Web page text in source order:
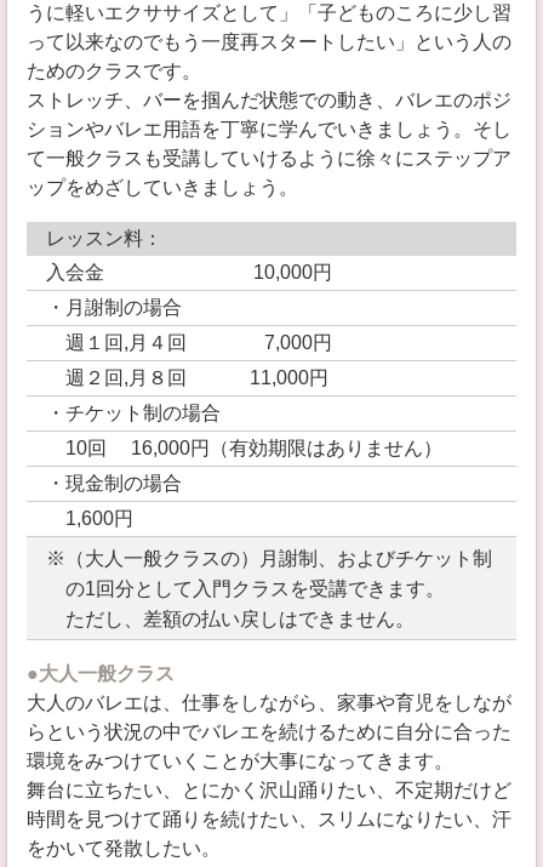
うに軽いエクササイズとして」「子どものころに少し習
って以来なのでもう一度再スタートしたい」という人の
ためのクラスです。
ストレッチ、バーを掴んだ状態での動き、バレエのポジ
ションやバレエ用語を丁寧に学んでいきましょう。そし
て一般クラスも受講していけるように徐々にステップア
ップをめざしていきましょう。
レッスン料：
入会金 10,000円
・月謝制の場合
週１回,月４回 7,000円
週２回,月８回 11,000円
・チケット制の場合
10回 16,000円（有効期限はありません）
・現金制の場合
1,600円
※（大人一般クラスの）月謝制、およびチケット制
の1回分として入門クラスを受講できます。
ただし、差額の払い戻しはできません。
●大人一般クラス
大人のバレエは、仕事をしながら、家事や育児をしなが
らという状況の中でバレエを続けるために自分に合った
環境をみつけていくことが大事になってきます。
舞台に立ちたい、とにかく沢山踊りたい、不定期だけど
時間を見つけて踊りを続けたい、スリムになりたい、汗
をかいて発散したい。